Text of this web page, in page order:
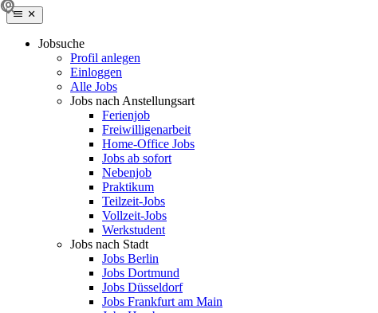
Jobsuche
Profil anlegen
Einloggen
Alle Jobs
Jobs nach Anstellungsart
Ferienjob
Freiwilligenarbeit
Home-Office Jobs
Jobs ab sofort
Nebenjob
Praktikum
Teilzeit-Jobs
Vollzeit-Jobs
Werkstudent
Jobs nach Stadt
Jobs Berlin
Jobs Dortmund
Jobs Düsseldorf
Jobs Frankfurt am Main